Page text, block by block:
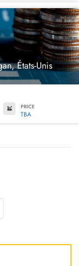
États-Unis
PRICE
TBA